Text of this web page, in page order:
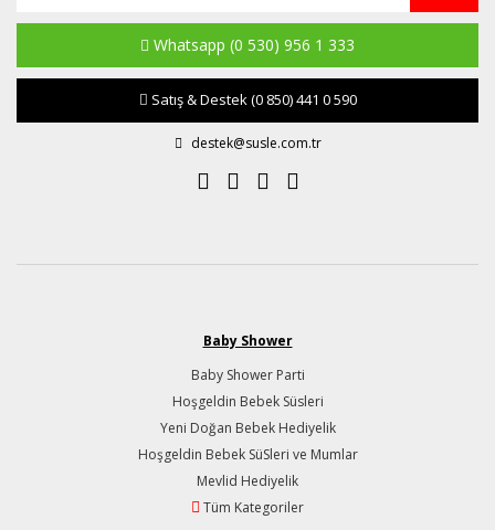
Whatsapp (0 530) 956 1 333
Satış & Destek(0 850) 441 0 590
destek@susle.com.tr
Baby Shower
Baby Shower Parti
Hoşgeldin Bebek Süsleri
Yeni Doğan Bebek Hediyelik
Hoşgeldin Bebek SüSleri ve Mumlar
Mevlid Hediyelik
Tüm Kategoriler